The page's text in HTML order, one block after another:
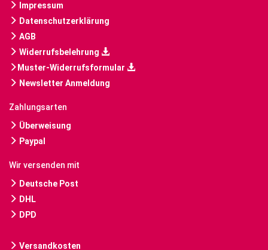
Impressum
Datenschutzerklärung
AGB
Widerrufsbelehrung
Muster-Widerrufsformular
Newsletter Anmeldung
Zahlungsarten
Überweisung
Paypal
Wir versenden mit
Deutsche Post
DHL
DPD
Versandkosten